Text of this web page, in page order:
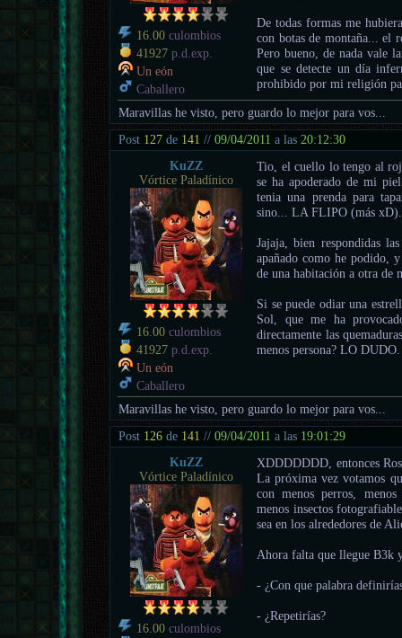
16.00 culombios
41927 p.d.exp.
Un eón
Caballero
De todas formas me
con botas de montaña... el
Pero bueno, de nada vale
que se detecte un día
prohibido por mi religión
Maravillas he visto, pero guardo lo mejor para vos...
Post 127 de 141 //09/04/2011 a las 20:12:30
KuZZ
Vórtice Paladínico
16.00 culombios
41927 p.d.exp.
Un eón
Caballero
Tio, el cuello lo tengo al
se ha apoderado de mi
tenia una prenda para
sino... LA FLIPO (más xD).
Jajaja, bien respondidas
apañado como he podido,
de una habitación a otra de
Si se puede odiar una
Sol, que me ha
directamente las
menos persona? LO DUDO.
Maravillas he visto, pero guardo lo mejor para vos...
Post 126 de 141 //09/04/2011 a las 19:01:29
KuZZ
Vórtice Paladínico
16.00 culombios
XDDDDDDD, entonces
La próxima vez votamos
con menos perros, menos
menos insectos
sea en los alrededores de
Ahora falta que llegue B3k
- ¿Con que palabra
- ¿Repetirías?